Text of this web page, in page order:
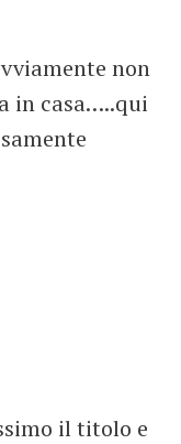
non
in casa…..qui
il titolo e